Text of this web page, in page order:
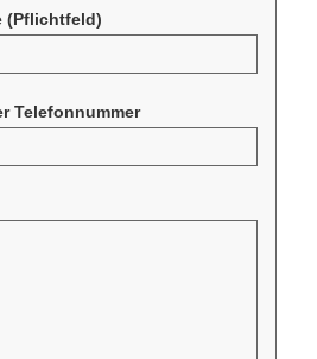
(Pflichtfeld)
Telefonnummer